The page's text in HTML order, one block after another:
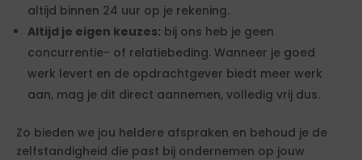
altijd binnen 24 uur op je rekening.
Altijd je eigen keuzes: bij ons heb je geen
concurrentie- of relatiebeding. Wanneer je goed
werk levert en de opdrachtgever biedt meer werk
aan, mag je dit direct aannemen, volledig vrij dus.
Zo bieden we jou heldere afspraken en behoud je de
zelfstandigheid die past bij ondernemen op jouw